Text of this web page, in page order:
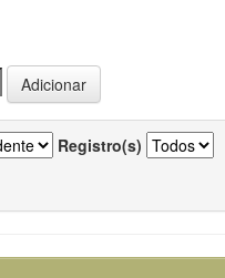
Registro(s)